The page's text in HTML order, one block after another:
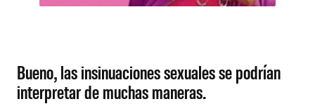
Bueno, las insinuaciones sexuales se podrían
interpretar de muchas maneras.